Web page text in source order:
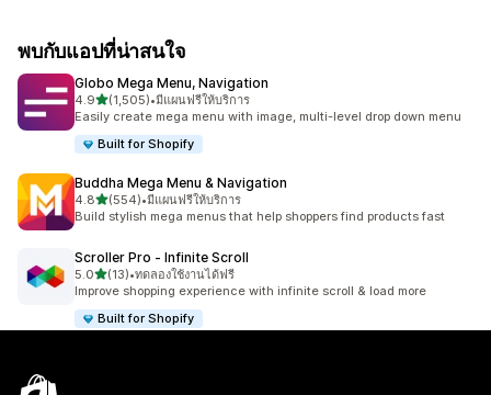
พบกับแอปที่น่าสนใจ
Globo Mega Menu, Navigation
4.9เต็ม 5 ดาว
(1,505)
ทั้งหมด 1505 รีวิว
•มีแผนฟรีให้บริการ
Easily create mega menu with image, multi-level drop down menu
Built for Shopify
Buddha Mega Menu & Navigation
4.8เต็ม 5 ดาว
(554)
ทั้งหมด 554 รีวิว
•มีแผนฟรีให้บริการ
Build stylish mega menus that help shoppers find products fast
Scroller Pro ‑ Infinite Scroll
5.0เต็ม 5 ดาว
(13)
ทั้งหมด 13 รีวิว
•ทดลองใช้งานได้ฟรี
Improve shopping experience with infinite scroll & load more
Built for Shopify